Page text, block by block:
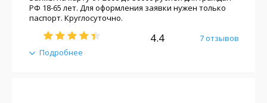
Подробнее
РФ 18-65 лет. Для оформления заявки нужен только
паспорт. Круглосуточно.
4.4 7 отзывов